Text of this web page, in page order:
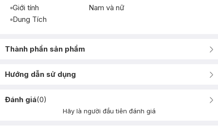
Giới tính
Nam và nữ
Dung Tích
Thành phần sản phẩm
Hướng dẫn sử dụng
Đánh giá(0)
Hãy là người đầu tiên đánh giá